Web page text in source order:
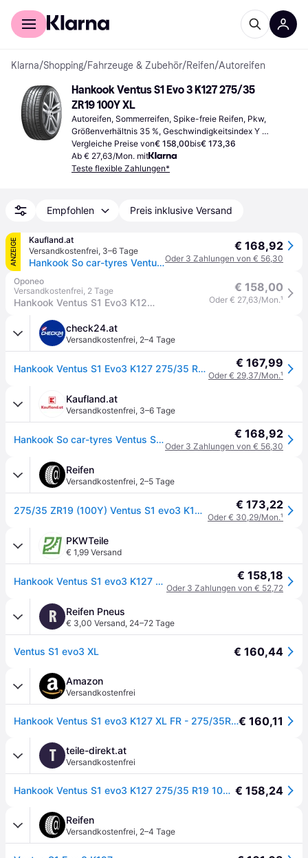
Für Shopper
Klarna/Shopping/Fahrzeuge & Zubehör/Reifen/Autoreifen
Hankook Ventus S1 Evo 3 K127 275/35
ZR19 100Y XL
Autoreifen, Sommerreifen, Spike-freie Reifen, Pkw,
Größenverhältnis 35 %, Geschwindigkeitsindex Y
(300 km/h)
Vergleiche Preise von€ 158,00bis€ 173,36
Ab € 27,63/Mon. mit
Teste flexible Zahlungen*
Empfohlen Preis inklusive Versand
ANZEIGE
Kaufland.at
Versandkostenfrei, 3–6 Tage
Hankook So car-tyres Ventus S1 Evo 3 K127 ( 275/35 ZR19 (100Y) XL 4PR mit Felgenschutz (MFS) SBL )
€ 168,92
Oder 3 Zahlungen von € 56,30
Oponeo
Versandkostenfrei, 2 Tage
Hankook Ventus S1 Evo3 K127 275/35 R19 100 Y XL, ZR, MFS
€ 158,00
Oder € 27,63/Mon.¹
check24.at
Versandkostenfrei, 2–4 Tage
Hankook Ventus S1 Evo3 K127 275/35 R19 100 Y, Sommerreifen € 167,99
Oder € 29,37/Mon.¹
Kaufland.at
Versandkostenfrei, 3–6 Tage
Hankook So car-tyres Ventus S1 Evo 3 K127 ( 275/35 ZR19 (100Y) XL 4PR mit Felgenschutz (MFS) SBL ) € 168,92
Oder 3 Zahlungen von € 56,30
Reifen
Versandkostenfrei, 2–5 Tage
275/35 ZR19 (100Y) Ventus S1 evo3 K127 XL FSL € 173,22
Oder € 30,29/Mon.¹
PKWTeile
€ 1,99 Versand
Hankook Ventus S1 evo3 K127 275/35 R19 100Y Reifen € 158,18
Oder 3 Zahlungen von € 52,72
R Reifen Pneus
€ 3,00 Versand, 24–72 Tage
Ventus S1 evo3 XL € 160,44
Amazon
Versandkostenfrei
Hankook Ventus S1 evo3 K127 XL FR - 275/35R19 100Y - Sommerreifen€ 160,11
T teile-direkt.at
Versandkostenfrei
Hankook Ventus S1 evo3 K127 275/35 R19 100Y PKW Sommerreifen Reifen 1024298 € 158,24
Reifen
Versandkostenfrei, 2–4 Tage